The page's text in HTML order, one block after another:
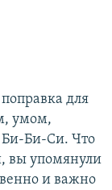
для
умом,
Би-Би-Си. Что
вы упомянули
и важно